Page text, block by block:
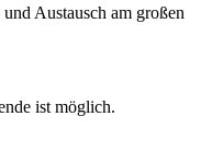
Austausch am großen
ist möglich.